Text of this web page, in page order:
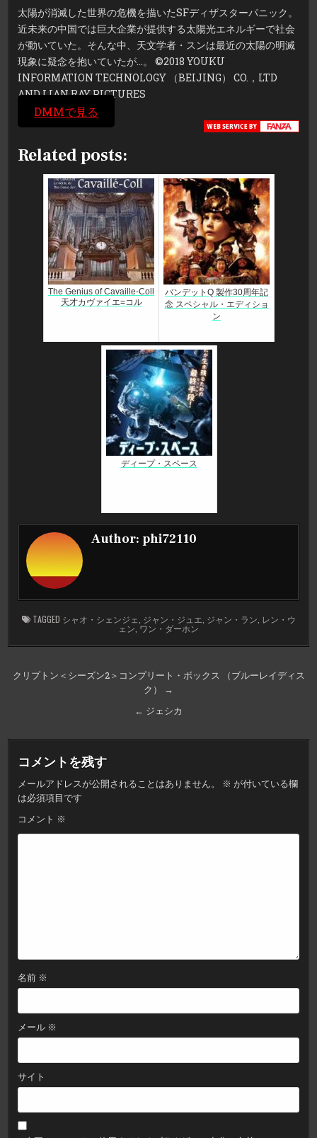
太陽が消滅した世界の危機を描いたSFディザスターパニック。
近未来の中国では巨大企業が提供する太陽光エネルギーで社会
が動いていた。そんな中、天文学者・スンは最近の太陽の明滅
現象に疑念を抱いていたが…。 ©2018 YOUKU
INFORMATION TECHNOLOGY （BEIJING） CO.，LTD
AND LIAN RAY PICTURES
DMMで見る
Related posts:
The Genius of Cavaille-Coll
天才カヴァイエ=コル
バンデットQ 製作30周年記
念 スペシャル・エディショ
ン
ディープ・スペース
Author: phi72110
TAGGED シャオ・シェンジェ ジャン・ジュエ ジャン・ラン レン・ウ
ェン ワン・ダーホン
投
ビ
ゲ
ー
シ
ョ
ン
クリプトン＜シーズン2＞コンプリート・ボックス （ブルーレイディス
ク） →
← ジェシカ
コメントを残す
メールアドレスが公開されることはありません。 ※ が付いている欄
は必須項目です
コメント ※
名前 ※
メール ※
サイト